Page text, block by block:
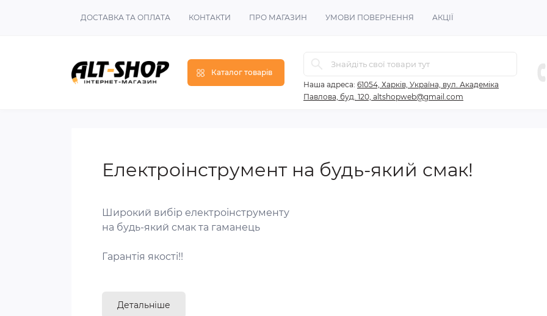
ДОСТАВКА ТА ОПЛАТА КОНТАКТИ ПРО МАГАЗИН УМОВИ ПОВЕРНЕННЯ АКЦІЇ
Каталог товарів
Наша адреса: 61054, Харків, Україна, вул. Академіка
Павлова, буд. 120, altshopweb@gmail.com
Електроінструмент на будь-який смак!
Широкий вибір електроінструменту
на будь-який смак та гаманець
Гарантія якості!!
Детальніше